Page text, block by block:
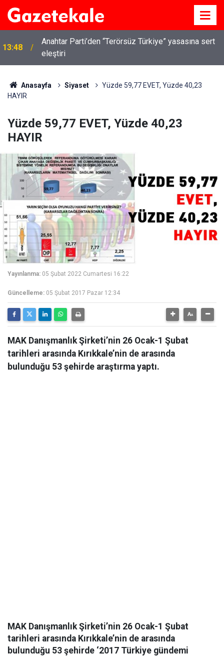
13:07
Kırıkkale’de hayvan hastalıklarına karşı denetimler
artırıldı
Anasayfa Siyaset
Yüzde 59,77 EVET, Yüzde 40,23
HAYIR
Yüzde 59,77 EVET, Yüzde 40,23
HAYIR
Yayınlanma: 05 Şubat 2022 Cumartesi 16:22
Güncelleme: 05 Şubat 2017 Pazar 12:34
MAK Danışmanlık Şirketi’nin 26 Ocak-1 Şubat
tarihleri arasında Kırıkkale’nin de arasında
bulunduğu 53 şehirde araştırma yaptı.
MAK Danışmanlık Şirketi’nin 26 Ocak-1 Şubat
tarihleri arasında Kırıkkale’nin de arasında
bulunduğu 53 şehirde ‘2017 Türkiye gündemi